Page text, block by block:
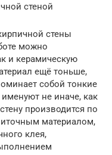
стеной
стены
можно
и керамическую
ещё тоньше,
собой тонкие
не иначе, как
производится по
материалом,
клея,